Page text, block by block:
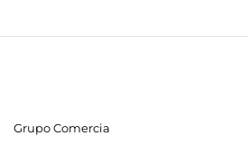
Grupo Comercia